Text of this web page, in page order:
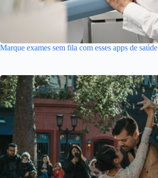
Marque exames sem fila com esses apps de saúde